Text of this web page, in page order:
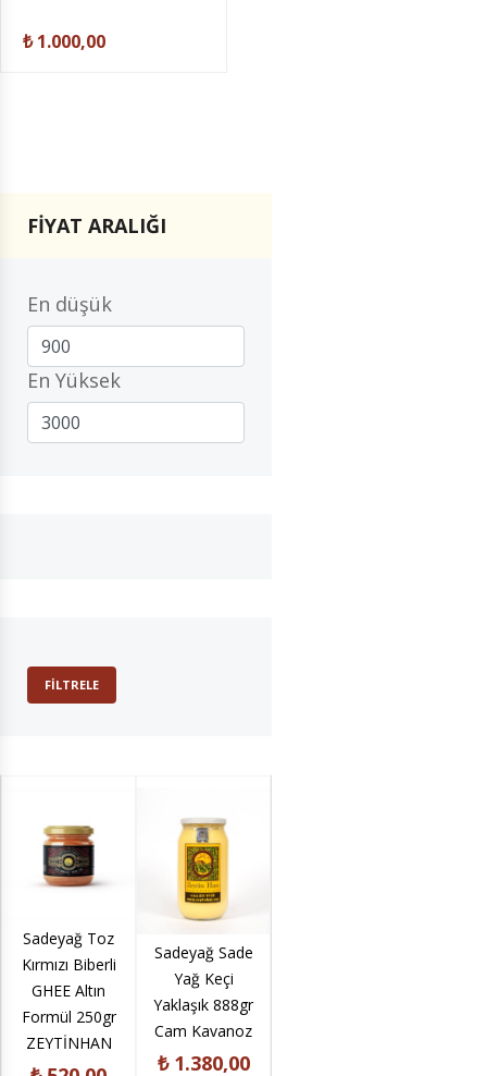
₺ 1.000,00
FİYAT ARALIĞI
En düşük
En Yüksek
FILTRELE
Sadeyağ Toz
Kırmızı Biberli
GHEE Altın
Formül 250gr
ZEYTİNHAN
Sadeyağ Sade
Yağ Keçi
Yaklaşık 888gr
Cam Kavanoz
₺ 1.380,00